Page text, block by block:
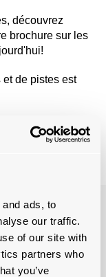
ads, to
our traffic.
of our site with
partners who
you’ve
découvrez
brochure sur les
et de pistes est
sur